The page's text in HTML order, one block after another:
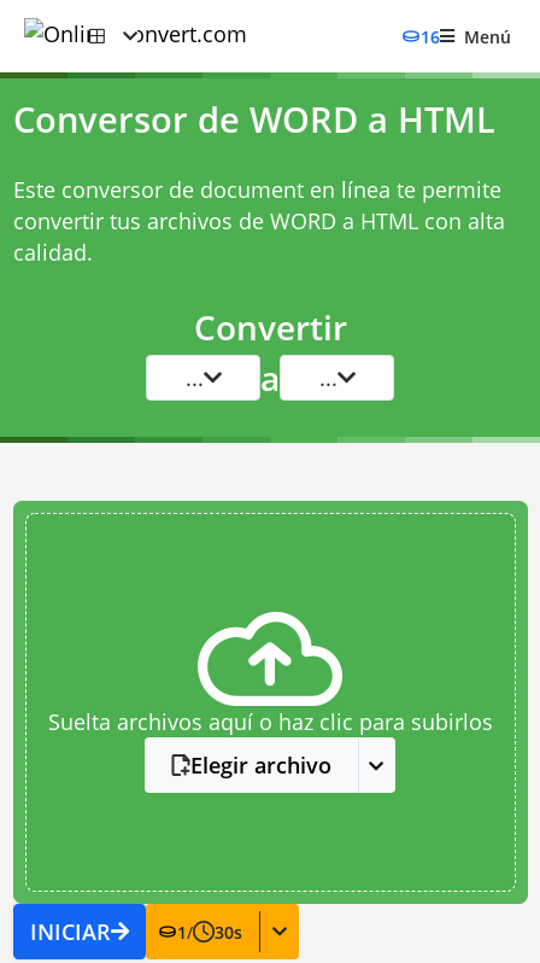
16 Menú
Conversor de WORD a HTML
Este conversor de document en línea te permite
convertir tus archivos de WORD a HTML con alta
calidad.
Convertir
... a ...
Suelta archivos aquí o haz clic para subirlos
Elegir archivo
INICIAR 1/ 30s